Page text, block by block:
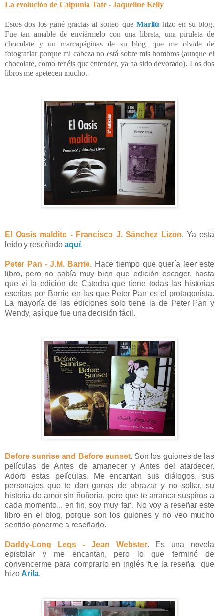
La evolución de Calpunia Tate - Jaqueline Kelly
Estos dos los gané gracias al sorteo que Marilú hizo en su blog.
Fue tan amable de enviármelo con una libreta, una piruleta de
chocolate y un marcapáginas de su blog, que me olvide de
fotografiar porque mi cabeza no está sobre mis hombros (aunque el
chocolate, como tenéis que entender, ya ha sido devorado). Los dos
libros me apetecen mucho.
El Oasis maldito - Francisco J. Sánchez Lizón. Ya está
leído y reseñado aquí.
Peter Pan - J.M. Barrie. Hace tiempo que quería leer este
libro, pero no sabía muy bien que edición escoger, hasta
que vi la edición de Catedra que tiene todas las historias
escritas por Barrie en las que Peter Pan es el protagonista.
La mayoría de las ediciones solo tiene la de Peter Pan y
Wendy, así que fue una decisión fácil.
Before sunrise and Before sunset. Son los guiones de las
películas de Antes de amanecer y Antes del atardecer.
Adoro estas películas. Me encantan sus diálogos, sus
personajes que te dan ganas de abrazar y no soltar, su
historia de amor sin ñoñería, pero que te arranca suspiros a
cada momento... en fin, soy muy fan. No voy a reseñar este
libro en el blog, porque son los guiones y no veo mucho
sentido ponerme a reseñarlo.
Daddy-Long Legs - Jean Webster. Es una novela
epistolar y me encantan, pero lo que terminó de
convencerme para comprarlo en inglés fue la reseña que
hizo Arila.